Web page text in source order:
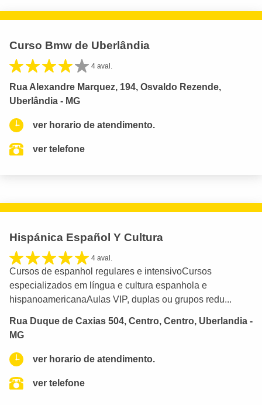
Curso Bmw de Uberlândia
4 aval.
Rua Alexandre Marquez, 194, Osvaldo Rezende,
Uberlândia - MG
ver horario de atendimento.
ver telefone
Hispánica Español Y Cultura
4 aval.
Cursos de espanhol regulares e intensivoCursos
especializados em língua e cultura espanhola e
hispanoamericanaAulas VIP, duplas ou grupos redu...
Rua Duque de Caxias 504, Centro, Centro, Uberlandia -
MG
ver horario de atendimento.
ver telefone